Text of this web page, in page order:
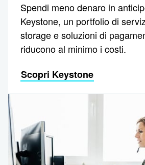
Spendi meno denaro in
Keystone, un portfolio di
storage e soluzioni di
riducono al minimo i costi.
Scopri Keystone